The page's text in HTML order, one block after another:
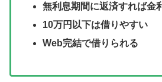
無利息期間に返済すれば金
10万円以下は借りやすい
Web完結で借りられる